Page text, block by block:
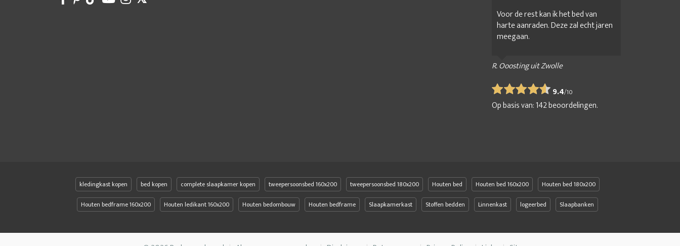
Voor de rest kan ik het bed van
harte aanraden. Deze zal echt jaren
meegaan.
R. Ooosting uit Zwolle
9.4/10
Op basis van:142beoordelingen.
kledingkast kopen bed kopen complete slaapkamer kopen tweepersoonsbed 160x200 tweepersoonsbed 180x200 Houten bed Houten bed 160x200
Houten bed 180x200
Houten bedframe 160x200
Houten ledikant 160x200 Houten bedombouw Houten bedframe Slaapkamerkast Stoffen bedden Linnenkast logeerbed Slaapbanken